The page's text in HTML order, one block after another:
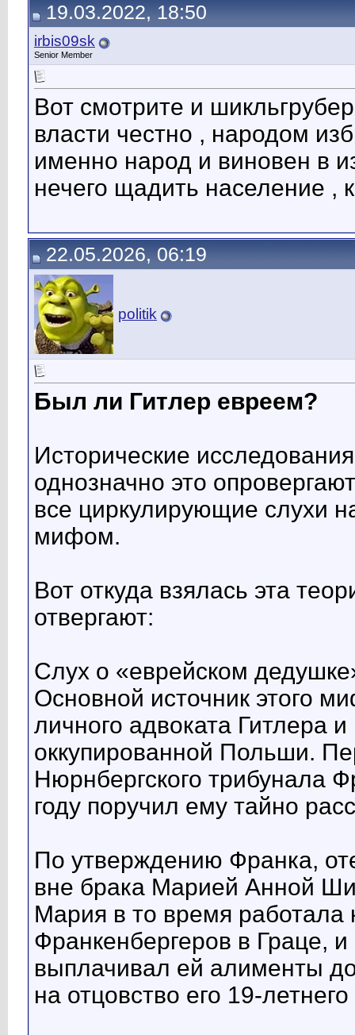
19.03.2022, 18:50
irbis09sk
Senior Member
Вот смотрите и
власти честно , народом
именно народ и виновен в
нечего щадить население ,
22.05.2026, 06:19
politik
Был ли Гитлер евреем?
Исторические
однозначно это
все циркулирующие слухи
мифом.
Вот откуда взялась эта
отвергают:
Слух о «еврейском
Основной источник этого
личного адвоката Гитлера
оккупированной Польши.
Нюрнбергского трибунала
году поручил ему тайно
По утверждению Франка,
вне брака Марией Анной
Мария в то время работала
Франкенбергеров в Граце,
выплачивал ей алименты
на отцовство его 19-